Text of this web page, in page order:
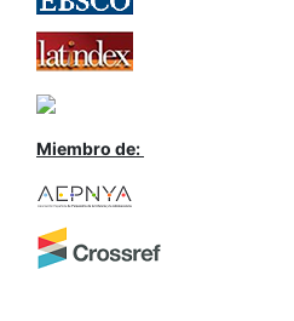
Miembro de: